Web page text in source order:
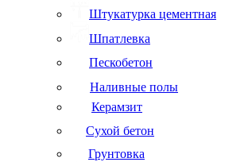
Штукатурка цементная
Шпатлевка
Пескобетон
Наливные полы
Керамзит
Сухой бетон
Грунтовка